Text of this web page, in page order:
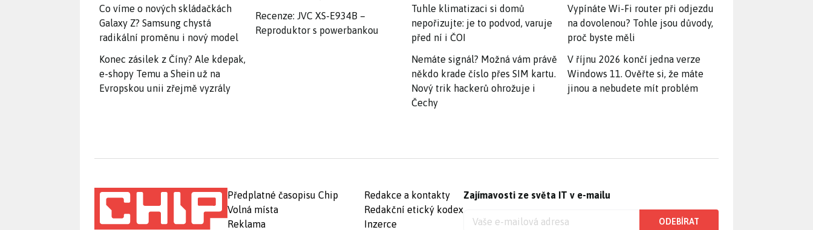
Co víme o nových skládačkách
Galaxy Z? Samsung chystá
radikální proměnu i nový model
Konec zásilek z Číny? Ale kdepak,
e-shopy Temu a Shein už na
Evropskou unii zřejmě vyzrály
Recenze: JVC XS-E934B –
Reproduktor s powerbankou
Tuhle klimatizaci si domů
nepořizujte: je to podvod, varuje
před ní i ČOI
Nemáte signál? Možná vám právě
někdo krade číslo přes SIM kartu.
Nový trik hackerů ohrožuje i
Čechy
Vypínáte Wi-Fi router při odjezdu
na dovolenou? Tohle jsou důvody,
proč byste měli
V říjnu 2026 končí jedna verze
Windows 11. Ověřte si, že máte
jinou a nebudete mít problém
Předplatné časopisu Chip
Volná místa
Reklama
Redakce a kontakty
Redakční etický kodex
Inzerce
Zajímavosti ze světa IT v e-mailu
ODEBÍRAT